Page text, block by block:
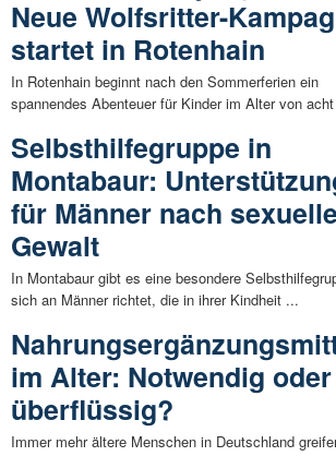
Neue Wolfsritter-
startet in Rotenhain
In Rotenhain beginnt nach den Sommerferien ein
spannendes Abenteuer für Kinder im Alter von
Selbsthilfegruppe in
Montabaur:
für Männer nach
Gewalt
In Montabaur gibt es eine besondere
sich an Männer richtet, die in ihrer Kindheit ...
im Alter: Notwendig oder
überflüssig?
Immer mehr ältere Menschen in Deutschland